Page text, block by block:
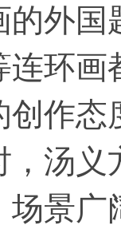
的外
连环
创作
，汤
场景